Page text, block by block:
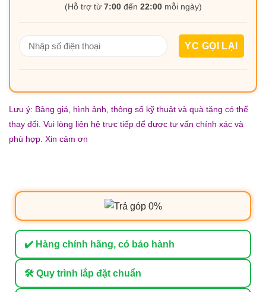
(Hỗ trợ từ 7:00đến 22:00mỗi ngày)
Lưu ý: Bảng giá, hình ảnh, thông số kỹ thuật và quà tặng có thể
thay đổi. Vui lòng liên hệ trực tiếp để được tư vấn chính xác và
phù hợp. Xin cảm ơn
✔️ Hàng chính hãng, có bảo hành
🛠 Quy trình lắp đặt chuẩn